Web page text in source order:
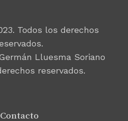
Todos los derechos
Lluesma Soriano
reservados.
Contacto